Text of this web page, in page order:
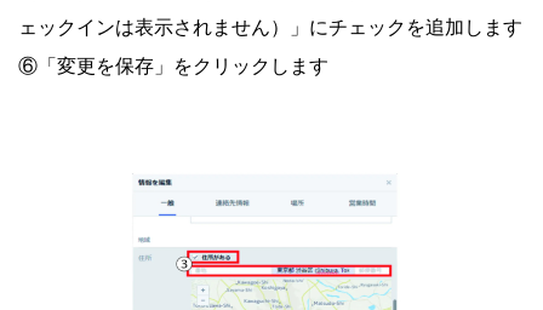
ェックインは表示されません）」にチェックを追加します
⑥「変更を保存」をクリックします